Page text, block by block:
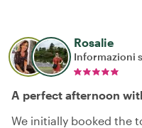
Rosalie
Informazioni
A perfect afternoon
We initially booked the